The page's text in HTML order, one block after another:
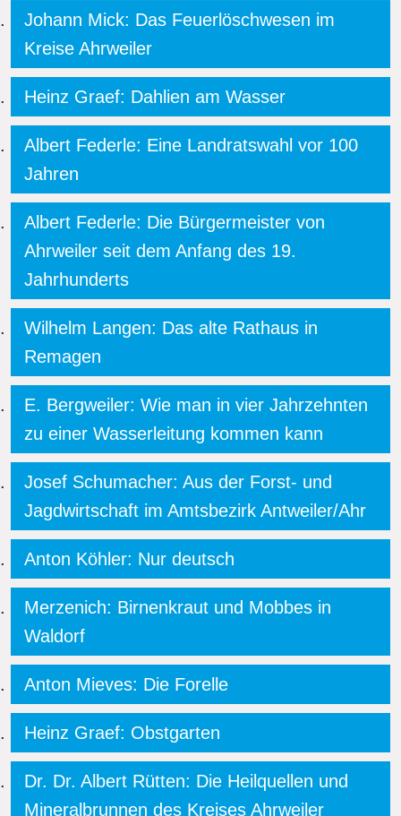
Johann Mick: Das Feuerlöschwesen im
Kreise Ahrweiler
Heinz Graef: Dahlien am Wasser
Albert Federle: Eine Landratswahl vor 100
Jahren
Albert Federle: Die Bürgermeister von
Ahrweiler seit dem Anfang des 19.
Jahrhunderts
Wilhelm Langen: Das alte Rathaus in
Remagen
E. Bergweiler: Wie man in vier Jahrzehnten
zu einer Wasserleitung kommen kann
Josef Schumacher: Aus der Forst- und
Jagdwirtschaft im Amtsbezirk Antweiler/Ahr
Anton Köhler: Nur deutsch
Merzenich: Birnenkraut und Mobbes in
Waldorf
Anton Mieves: Die Forelle
Heinz Graef: Obstgarten
Dr. Dr. Albert Rütten: Die Heilquellen und
Mineralbrunnen des Kreises Ahrweiler